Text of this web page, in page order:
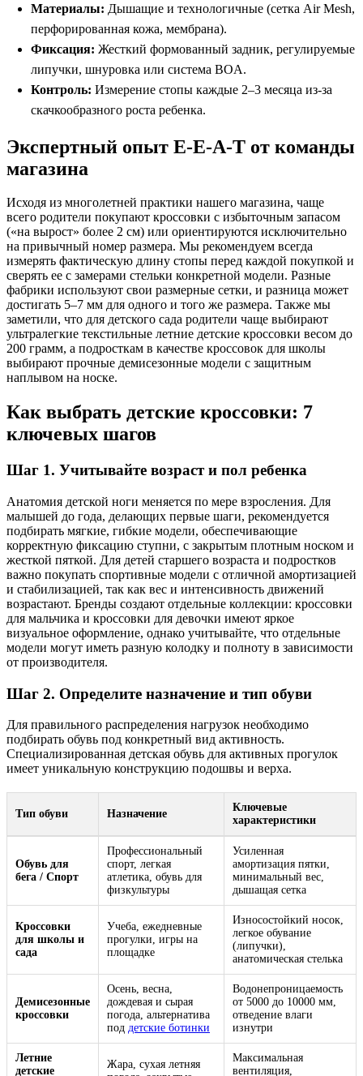
Материалы: Дышащие и технологичные (сетка Air Mesh,
перфорированная кожа, мембрана).
Фиксация: Жесткий формованный задник, регулируемые
липучки, шнуровка или система BOA.
Контроль: Измерение стопы каждые 2–3 месяца из-за
скачкообразного роста ребенка.
Экспертный опыт E-E-A-T от команды
магазина
Исходя из многолетней практики нашего магазина, чаще
всего родители покупают кроссовки с избыточным запасом
(«на вырост» более 2 см) или ориентируются исключительно
на привычный номер размера. Мы рекомендуем всегда
измерять фактическую длину стопы перед каждой покупкой и
сверять ее с замерами стельки конкретной модели. Разные
фабрики используют свои размерные сетки, и разница может
достигать 5–7 мм для одного и того же размера. Также мы
заметили, что для детского сада родители чаще выбирают
ультралегкие текстильные летние детские кроссовки весом до
200 грамм, а подросткам в качестве кроссовок для школы
выбирают прочные демисезонные модели с защитным
наплывом на носке.
Как выбрать детские кроссовки: 7
ключевых шагов
Шаг 1. Учитывайте возраст и пол ребенка
Анатомия детской ноги меняется по мере взросления. Для
малышей до года, делающих первые шаги, рекомендуется
подбирать мягкие, гибкие модели, обеспечивающие
корректную фиксацию ступни, с закрытым плотным носком и
жесткой пяткой. Для детей старшего возраста и подростков
важно покупать спортивные модели с отличной амортизацией
и стабилизацией, так как вес и интенсивность движений
возрастают. Бренды создают отдельные коллекции: кроссовки
для мальчика и кроссовки для девочки имеют яркое
визуальное оформление, однако учитывайте, что отдельные
модели могут иметь разную колодку и полноту в зависимости
от производителя.
Шаг 2. Определите назначение и тип обуви
Для правильного распределения нагрузок необходимо
подбирать обувь под конкретный вид активность.
Специализированная детская обувь для активных прогулок
имеет уникальную конструкцию подошвы и верха.
Тип обуви Назначение
Ключевые
характеристики
Обувь для
бега / Спорт
Профессиональный
спорт, легкая
атлетика, обувь для
физкультуры
Усиленная
амортизация пятки,
минимальный вес,
дышащая сетка
Кроссовки
для школы и
сада
Учеба, ежедневные
прогулки, игры на
площадке
Износостойкий носок,
легкое обувание
(липучки),
анатомическая стелька
Демисезонные
кроссовки
Осень, весна,
дождевая и сырая
погода, альтернатива
под детские ботинки
Водонепроницаемость
от 5000 до 10000 мм,
отведение влаги
изнутри
Летние
детские
Жара, сухая летняя
Максимальная
вентиляция,